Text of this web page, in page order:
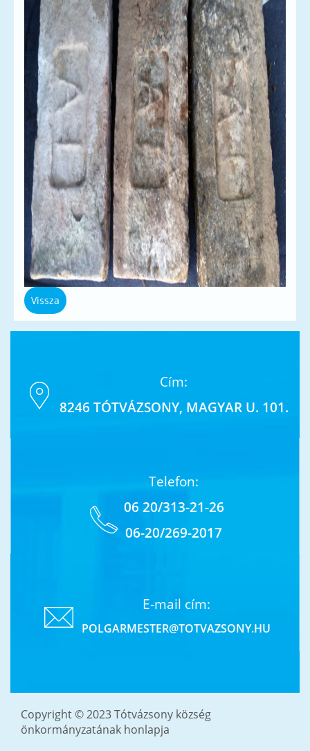
Vissza
Cím:
8246 TÓTVÁZSONY, MAGYAR U. 101.
Telefon:
06 20/313-21-26
06-20/269-2017
E-mail cím:
POLGARMESTER@TOTVAZSONY.HU
Copyright © 2023 Tótvázsony község
önkormányzatának honlapja